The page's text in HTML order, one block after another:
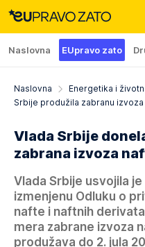
Naslovna EUpravo zato
Naslovna Energetika i
Srbije produžila zabranu
Vlada Srbije
zabrana izvoza
Vlada Srbije usvojila
izmenjenu Odluku o
nafte i naftnih
mera zabrane izvoza
produžava do 2. jula